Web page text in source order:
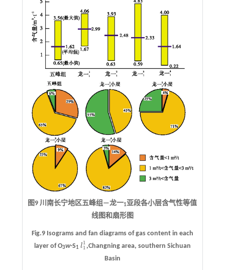
图9 川南长宁地区五峰组—龙一1亚段各小层含气性等值
线图和扇形图
Fig.9 Isograms and fan diagrams of gas content in each
layer of O3w-S1 l1
1
l1 1
,Changning area, southern Sichuan
Basin